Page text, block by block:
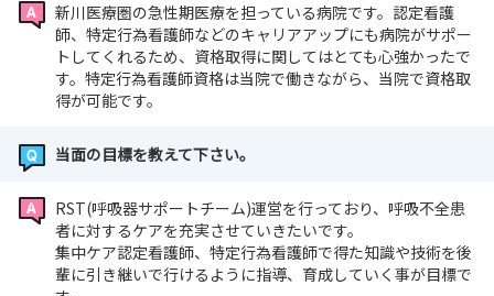
新川医療圏の急性期医療を担っている病院です。認定看護
師、特定行為看護師などのキャリアアップにも病院がサポー
トしてくれるため、資格取得に関してはとても心強かったで
す。特定行為看護師資格は当院で働きながら、当院で資格取
得が可能です。
当面の目標を教えて下さい。
RST(呼吸器サポートチーム)運営を行っており、呼吸不全患
者に対するケアを充実させていきたいです。
集中ケア認定看護師、特定行為看護師で得た知識や技術を後
輩に引き継いで行けるように指導、育成していく事が目標で